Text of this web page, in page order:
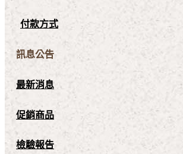
付款方式
訊息公告
最新消息
促銷商品
檢驗報告